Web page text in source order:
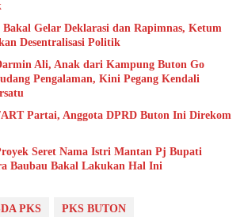
Bakal Gelar Deklarasi dan Rapimnas, Ketum
Desentralisasi Politik
Ali, Anak dari Kampung Buton Go
Pengalaman, Kini Pegang Kendali
Partai, Anggota DPRD Buton Ini Direkom
Seret Nama Istri Mantan Pj Bupati
Baubau Bakal Lakukan Hal Ini
PKS PKS BUTON